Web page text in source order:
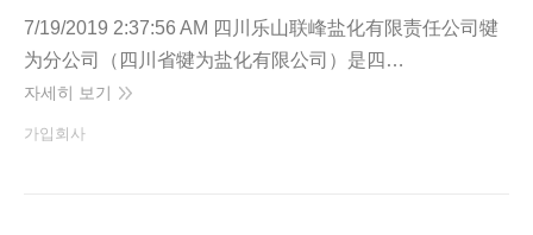
7/19/2019 2:37:56 AM 四川乐山联峰盐化有限责任公司犍
为分公司（四川省犍为盐化有限公司）是四…
자세히 보기
가입회사